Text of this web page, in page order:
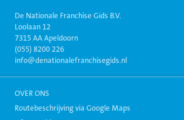
De Nationale Franchise Gids B.V.
Loolaan 12
7315 AA Apeldoorn
(055) 8200 226
info@denationalefranchisegids.nl
OVER ONS
Routebeschrijving via Google Maps